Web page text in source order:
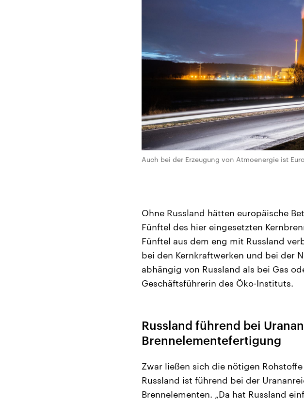
Auch bei der Erzeugung von Atmoenergie ist
Ohne Russland hätten europäische
Fünftel des hier eingesetzten
Fünftel aus dem eng mit Russland
bei den Kernkraftwerken und bei der
abhängig von Russland als bei Gas
Geschäftsführerin des Öko-Instituts.
Russland führend bei
Brennelementefertigung
Zwar ließen sich die nötigen
Russland ist führend bei der
Brennelementen. „Da hat Russland